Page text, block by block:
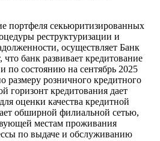
портфеля секьюритизированных
реструктуризации и
осуществляет Банк
банк развивает кредитование
по состоянию на сентябрь 2025
размеру розничного кредитного
горизонт кредитования дает
оценки качества кредитной
обширной филиальной сетью,
местам проживания
по выдаче и обслуживанию